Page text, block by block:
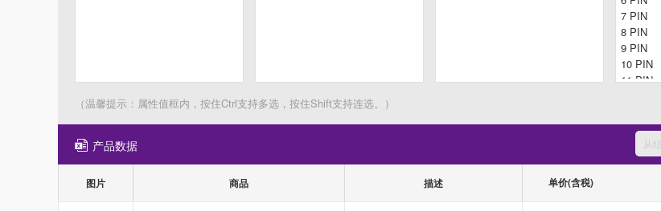
（温馨提示：属性值框内，按住Ctrl支持多选，按住Shift支持连选。）
产品数据
图片 商品 描述 单价(含税)